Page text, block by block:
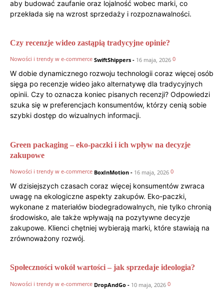
aby budować zaufanie oraz lojalność wobec marki, co
przekłada się na wzrost sprzedaży i rozpoznawalności.
Czy recenzje wideo zastąpią tradycyjne opinie?
Nowości i trendy w e-commerce SwiftShippers - 16 maja, 2026 0
W dobie dynamicznego rozwoju technologii coraz więcej osób
sięga po recenzje wideo jako alternatywę dla tradycyjnych
opinii. Czy to oznacza koniec pisanych recenzji? Odpowiedzi
szuka się w preferencjach konsumentów, którzy cenią sobie
szybki dostęp do wizualnych informacji.
Green packaging – eko-paczki i ich wpływ na decyzje
zakupowe
Nowości i trendy w e-commerce BoxInMotion - 16 maja, 2026 0
W dzisiejszych czasach coraz więcej konsumentów zwraca
uwagę na ekologiczne aspekty zakupów. Eko-paczki,
wykonane z materiałów biodegradowalnych, nie tylko chronią
środowisko, ale także wpływają na pozytywne decyzje
zakupowe. Klienci chętniej wybierają marki, które stawiają na
zrównoważony rozwój.
Społeczności wokół wartości – jak sprzedaje ideologia?
Nowości i trendy w e-commerce DropAndGo - 10 maja, 2026 0